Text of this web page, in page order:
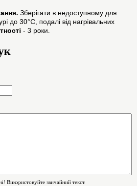
Зберігати в недоступному для
до 30°С, подалі від нагрівальних
- 3 роки.
Використовуйте звичайний текст.